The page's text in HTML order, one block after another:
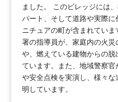
ました。 このビレッジには
パート、そして道路や実際に
ニチュアの町が含まれてい
署の指導員が、家庭内の火
や、燃えている建物からの
ています。また、地域警察
や安全点検を実演し、様々
明しています。